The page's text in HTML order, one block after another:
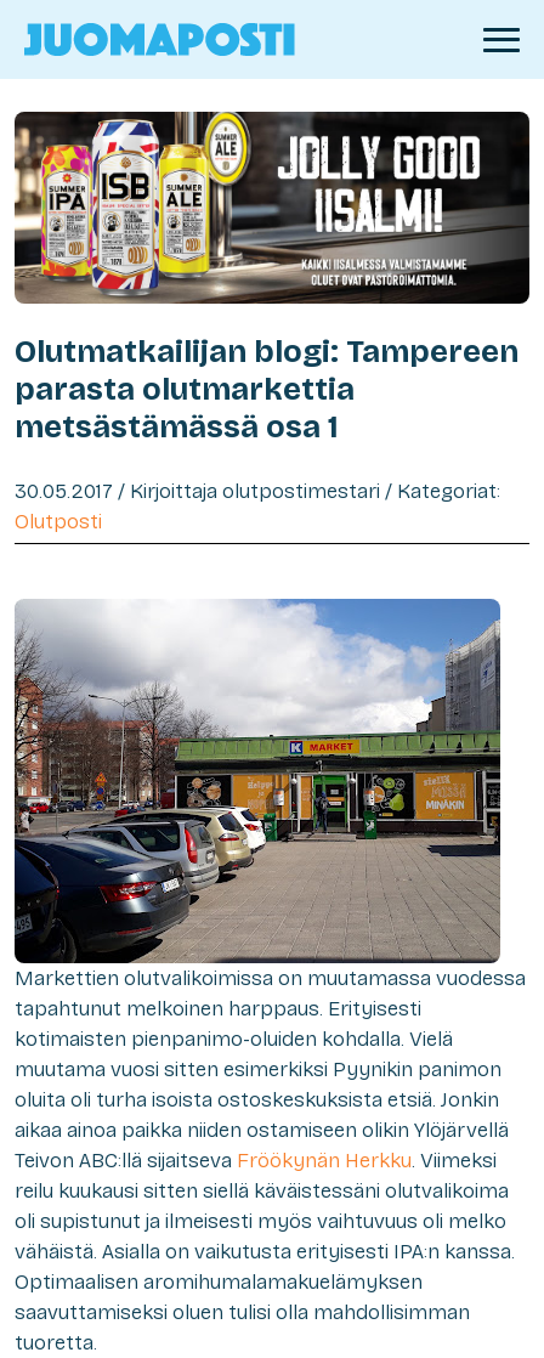
Olutmatkailijan blogi: Tampereen
parasta olutmarkettia
metsästämässä osa 1
30.05.2017 / Kirjoittaja olutpostimestari / Kategoriat:
Olutposti
Markettien olutvalikoimissa on muutamassa vuodessa
tapahtunut melkoinen harppaus. Erityisesti
kotimaisten pienpanimo-oluiden kohdalla. Vielä
muutama vuosi sitten esimerkiksi Pyynikin panimon
oluita oli turha isoista ostoskeskuksista etsiä. Jonkin
aikaa ainoa paikka niiden ostamiseen olikin Ylöjärvellä
Teivon ABC:llä sijaitseva Fröökynän Herkku. Viimeksi
reilu kuukausi sitten siellä käväistessäni olutvalikoima
oli supistunut ja ilmeisesti myös vaihtuvuus oli melko
vähäistä. Asialla on vaikutusta erityisesti IPA:n kanssa.
Optimaalisen aromihumalamakuelämyksen
saavuttamiseksi oluen tulisi olla mahdollisimman
tuoretta.